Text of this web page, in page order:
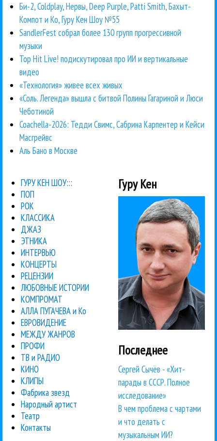
Би-2, Coldplay, Нервы, Deep Purple, Patti Smith, Бахыт-
Компот и Ко, Гуру Кен Шоу №55
SandlerFest собрал более 130 групп прогрессивной
музыки
Top Hit Live! подискутировал про ИИ и вертикальные
видео
«Технология» живее всех живых
«Соль. Легенда» вышла с битвой Полины Гагариной и Люси
Чеботиной
Coachella-2026: Тедди Свимс, Сабрина Карпентер и Кейси
Масгрейвс
Аль Бано в Москве
ГУРУ КЕН ШОУ:::
ПОП
РОК
КЛАССИКА
ДЖАЗ
ЭТНИКА
ИНТЕРВЬЮ
КОНЦЕРТЫ
РЕЦЕНЗИИ
ЛЮБОВНЫЕ ИСТОРИИ
КОМПРОМАТ
АЛЛА ПУГАЧЕВА и Ко
ЕВРОВИДЕНИЕ
МЕЖДУ ЖАНРОВ
ПРОФИ
ТВ и РАДИО
КИНО
КЛИПЫ
Фабрика звезд
Народный артист
Театр
Контакты
Гуру Кен
Последнее
Сергей Сычёв - «Хит-
парады в СССР. Полное
исследование»
В чем проблема с чартами
и что делать с
музыкальным ИИ?